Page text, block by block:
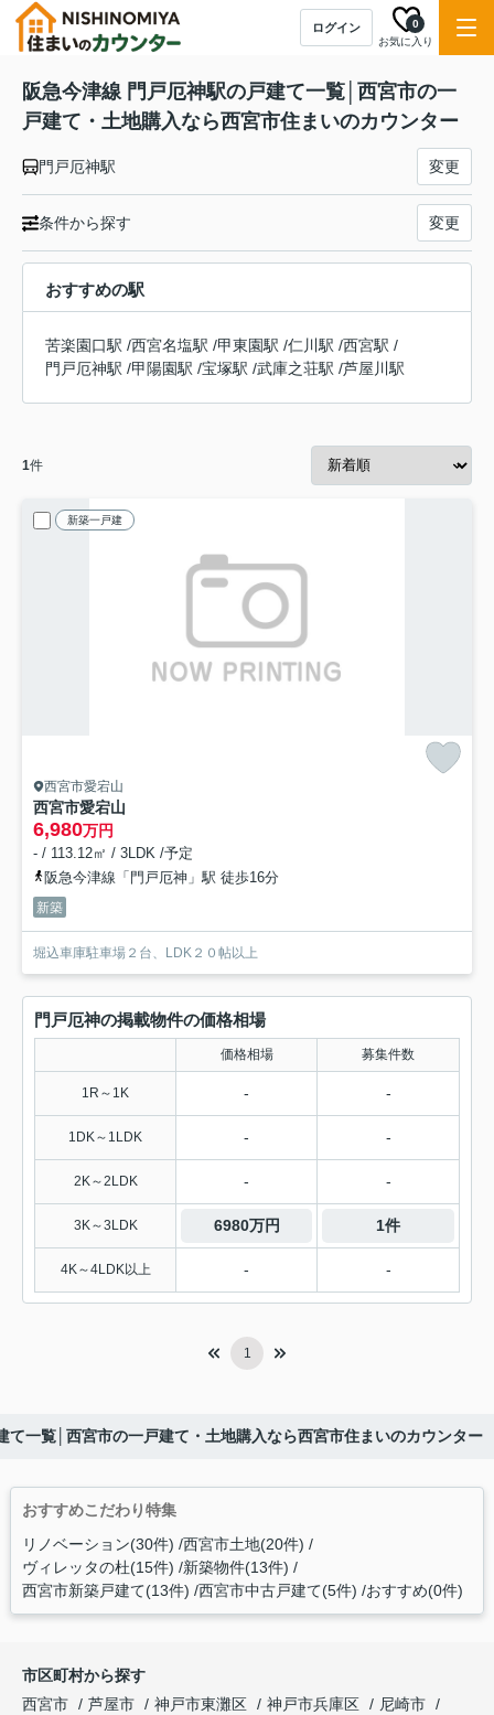
ログイン
お気に入り
0
阪急今津線 門戸厄神駅の戸建て一覧│西宮市の一
戸建て・土地購入なら西宮市住まいのカウンター
門戸厄神駅 変更
条件から探す 変更
おすすめの駅
苦楽園口駅 /西宮名塩駅 /甲東園駅 /仁川駅 /西宮駅 /
門戸厄神駅 /甲陽園駅 /宝塚駅 /武庫之荘駅 /芦屋川駅
1件
新築一戸建
西宮市愛宕山
西宮市愛宕山
6,980万円
- / 113.12㎡ / 3LDK /予定
阪急今津線「門戸厄神」駅 徒歩16分
新築
堀込車庫駐車場２台、LDK２０帖以上
門戸厄神の掲載物件の価格相場
価格相場 募集件数
1R～1K - -
1DK～1LDK - -
2K～2LDK - -
3K～3LDK 6980万円 1件
4K～4LDK以上 - -
1
て一覧│西宮市の一戸建て・土地購入なら西宮市住まいのカウンター
おすすめこだわり特集
リノベーション(30件) 西宮市土地(20件)
ヴィレッタの杜(15件) 新築物件(13件)
西宮市新築戸建て(13件) 西宮市中古戸建て(5件) おすすめ(0件)
市区町村から探す
西宮市
芦屋市 神戸市東灘区 神戸市兵庫区
尼崎市